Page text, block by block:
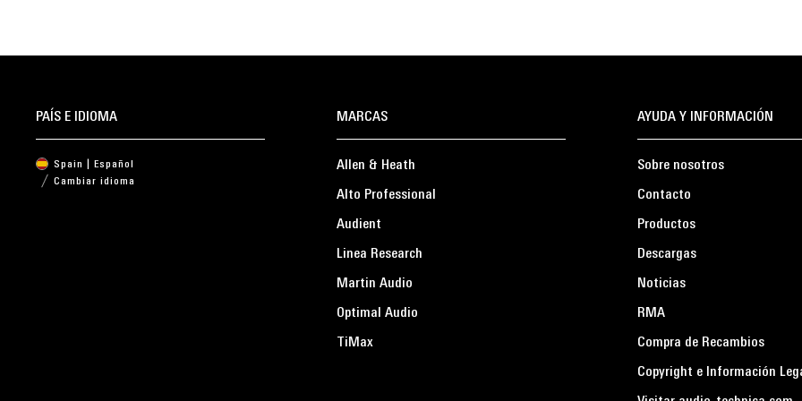
MARCAS
Allen & Heath
Alto Professional
Audient
Linea Research
Martin Audio
Optimal Audio
TiMax
AYUDA Y INFORMACIÓN
Sobre nosotros
Contacto
Productos
Descargas
Noticias
RMA
Compra de Recambios
Copyright e Información
PAÍS E IDIOMA
Spain | Español
Cambiar idioma